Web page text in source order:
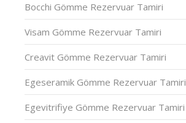
Bocchi Gömme Rezervuar Tamiri
Visam Gömme Rezervuar Tamiri
Creavit Gömme Rezervuar Tamiri
Egeseramik Gömme Rezervuar Tamiri
Egevitrifiye Gömme Rezervuar Tamiri